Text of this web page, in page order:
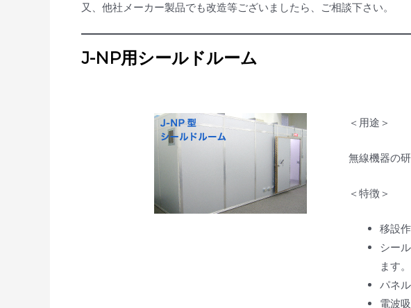
又、他社メーカー製品でも改造等ございましたら、ご相談下さい。
J-NP用シールドルーム
＜用途＞
無線機器の
＜特徴＞
移設
シー
ます。
パネ
電波